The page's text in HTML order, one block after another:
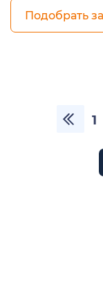
Подобрать
1